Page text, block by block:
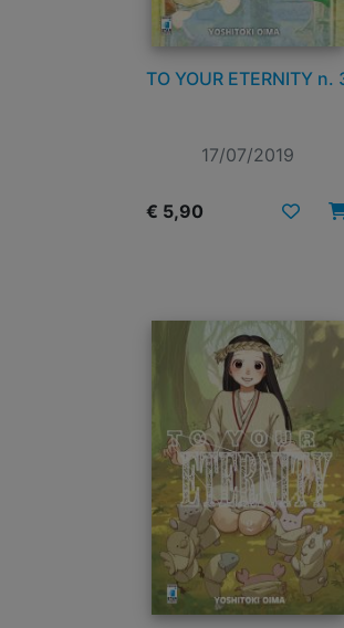
TO YOUR ETERNITY n.
17/07/2019
€ 5,90